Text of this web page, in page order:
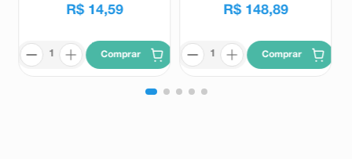
R$ 14,59
Comprar
R$ 148,89
Comprar